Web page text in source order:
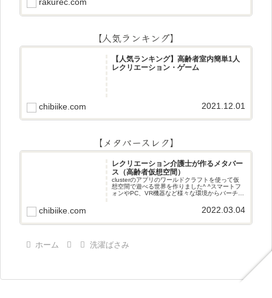
【人気ランキング】
【人気ランキング】高齢者室内簡単1人
レクリエーション・ゲーム
chibiike.com 2021.12.01
【メタバースレク】
レクリエーション介護士が作るメタバー
ス（高齢者仮想空間）
clusterのアプリのワールドクラフトを使って仮
想空間で遊べる世界を作りました^ ^スマートフ
ォンやPC、VR機器など様々な環境からバーチャ
chibiike.com 2022.03.04
ホーム 洗濯ばさみ